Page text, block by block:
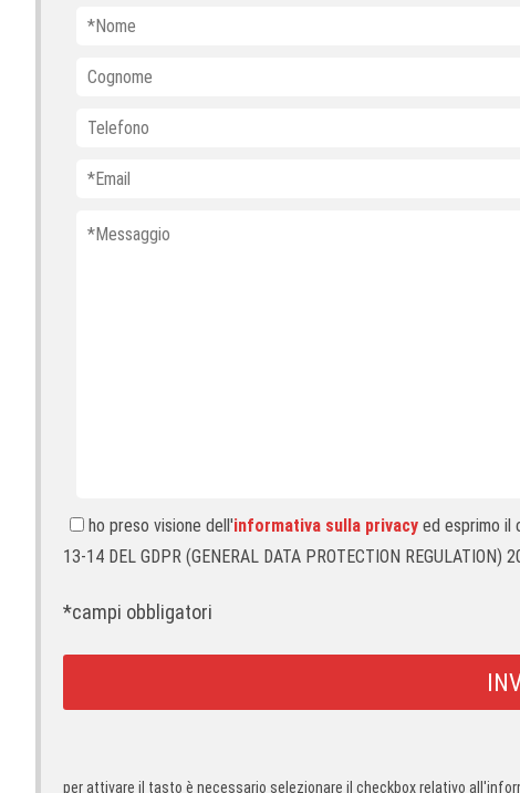
ho preso visione dell'informativa sulla privacy ed esprimo il
13-14 DEL GDPR (GENERAL DATA PROTECTION REGULATION)
*campi obbligatori
per attivare il tasto è necessario selezionare il checkbox relativo